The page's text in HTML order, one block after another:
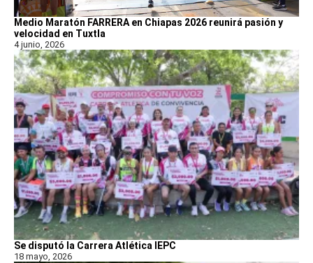
Medio Maratón FARRERA en Chiapas 2026 reunirá pasión y
velocidad en Tuxtla
4 junio, 2026
Se disputó la Carrera Atlética IEPC
18 mayo, 2026